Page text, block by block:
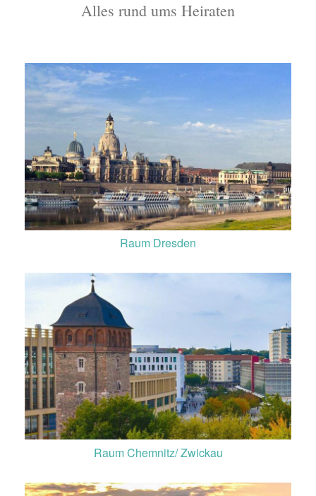
Alles rund ums Heiraten
Raum Dresden
Raum Chemnitz/ Zwickau